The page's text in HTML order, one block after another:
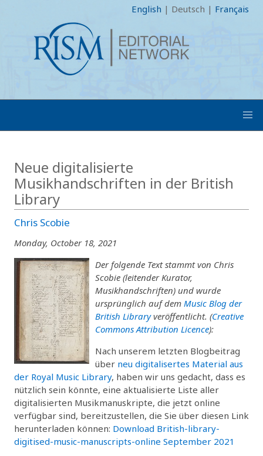
English | Deutsch | Français
Neue digitalisierte
Musikhandschriften in der British
Library
Chris Scobie
Monday, October 18, 2021
Der folgende Text stammt von Chris
Scobie (leitender Kurator,
Musikhandschriften) und wurde
ursprünglich auf dem Music Blog der
British Libraryveröffentlicht. (Creative
Commons Attribution Licence):
Nach unserem letzten Blogbeitrag
über neu digitalisertes Material aus
der Royal Music Library, haben wir uns gedacht, dass es
nützlich sein könnte, eine aktualisierte Liste aller
digitalisierten Musikmanuskripte, die jetzt online
verfügbar sind, bereitzustellen, die Sie über diesen Link
herunterladen können: Download British-library-
digitised-music-manuscripts-online September 2021